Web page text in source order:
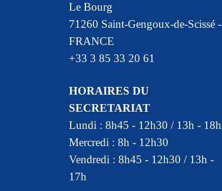
Le Bourg
71260 Saint-Gengoux-de-Scissé -
FRANCE
+33 3 85 33 20 61
HORAIRES DU
SECRETARIAT
Lundi : 8h45 - 12h30 / 13h - 18h
Mercredi : 8h - 12h30
Vendredi : 8h45 - 12h30 / 13h -
17h